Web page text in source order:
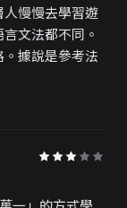
慢慢去學習遊
文法都不同。
據說是參考法